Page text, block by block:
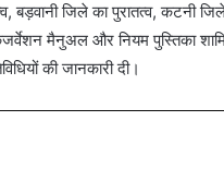
बड़वानी जिले का पुरातत्व, कटनी
मैनुअल और नियम पुस्तिका
की जानकारी दी।